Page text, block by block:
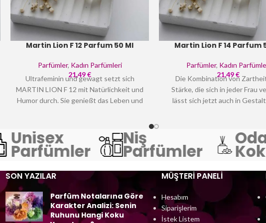
Martin Lion F 12 Parfum 50 Ml
Parfümler, Kadın Parfümleri
21,49€
Ultrafeminin und gewagt setzt sich
MARTIN LION F 12 mit Natürlichkeit und
Humor durch. Sie genießt das Leben und
der Verführung, Träume und Sehnsüchte
in einem glitzernden Feuerwerk ewiger
Schönheiten aufeinandertreffen: Gold
sinnlich.
Martin Lion F 14 Parfum
Parfümler, Kadın
21,49€
Die Kombination von
Stärke, die sich in jeder Frau
lässt sich jetzt auch in
Ihrer Persönlichkeit und
Ihr einzigartiges
Unisex
Parfümler
Niş
Parfümler
Oda
SON YAZILAR
Parfüm Notalarına Göre
Karakter Analizi: Senin
Ruhunu Hangi Koku
MÜŞTERI PANELI
Hesabım
Siparişlerim
İstek Listem